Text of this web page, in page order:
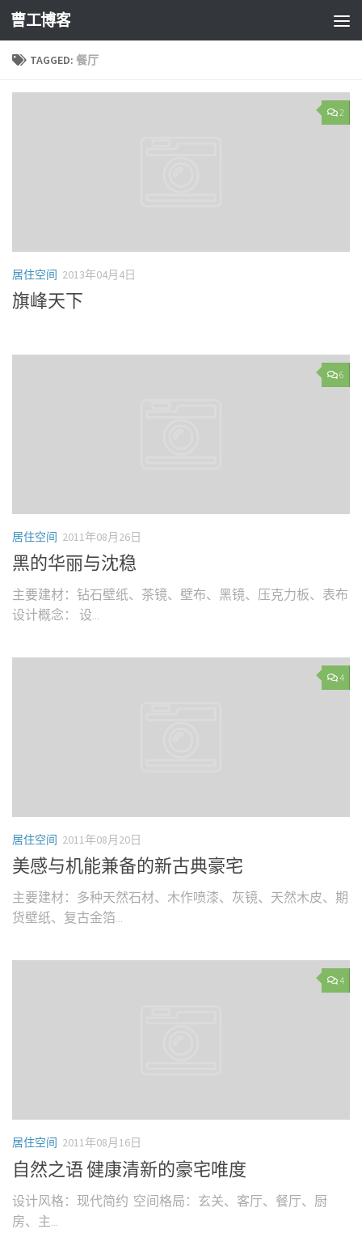
曹工博客
TAGGED: 餐厅
2
居住空间 2013年04月4日
旗峰天下
6
居住空间 2011年08月26日
黑的华丽与沈稳
主要建材：钻石壁纸、茶镜、壁布、黑镜、压克力板、表布
设计概念： 设...
4
居住空间 2011年08月20日
美感与机能兼备的新古典豪宅
主要建材：多种天然石材、木作喷漆、灰镜、天然木皮、期
货壁纸、复古金箔...
4
居住空间 2011年08月16日
自然之语 健康清新的豪宅唯度
设计风格：现代简约 空间格局：玄关、客厅、餐厅、厨
房、主...